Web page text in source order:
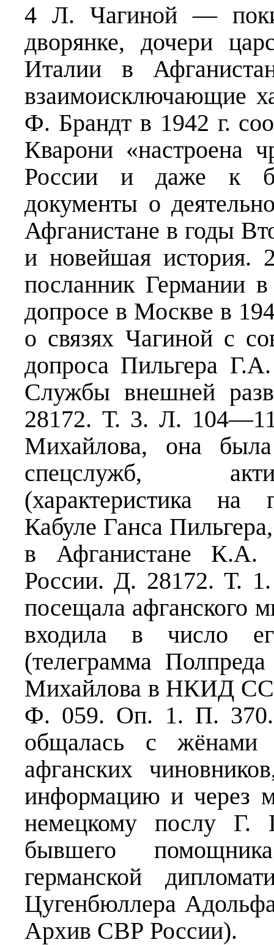
4 Л. Чагиной —
дворянке, дочери
Италии в
взаимоисключающие
Ф. Брандт в 1942 г.
Кварони «настроена
России и даже к
документы о
Афганистане в годы
и новейшая
посланник Германии
допросе в Москве в
о связях Чагиной с
допроса Пильгера
Службы внешней
28172. Т. 3. Л.
Михайлова, она была
спецслужб,
(характеристика на
Кабуле Ганса
в Афганистане
России. Д. 28172. Т.
посещала афганского
входила в число
(телеграмма
Михайлова в НКИД
Ф. 059. Оп. 1. П.
общалась с жёнами
афганских
информацию и через
немецкому послу Г.
бывшего
германской
Цугенбюллера
Архив СВР России).